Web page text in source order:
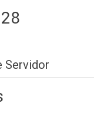
Servidor